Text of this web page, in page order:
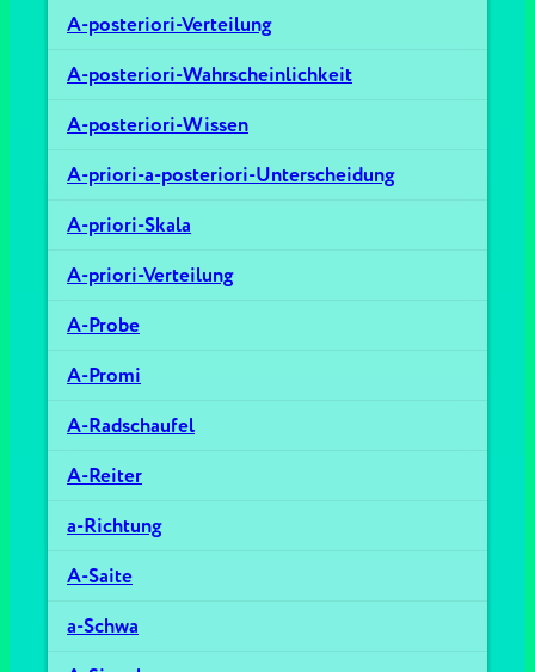
A-posteriori-Verteilung
A-posteriori-Wahrscheinlichkeit
A-posteriori-Wissen
A-priori-a-posteriori-Unterscheidung
A-priori-Skala
A-priori-Verteilung
A-Probe
A-Promi
A-Radschaufel
A-Reiter
a-Richtung
A-Saite
a-Schwa